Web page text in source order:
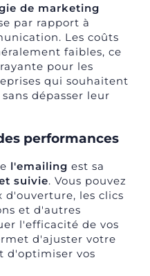
de marketing
par rapport à
Les coûts
faibles, ce
pour les
qui souhaitent
dépasser leur
performances
l'emailing est sa
suivie. Vous pouvez
les clics
et d'autres
l'efficacité de vos
d'ajuster votre
d'optimiser vos